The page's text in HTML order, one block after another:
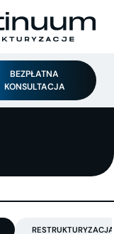
BEZPŁATNA
KONSULTACJA
RESTRUKTURYZACJA